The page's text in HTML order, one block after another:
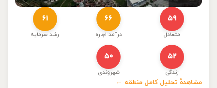
۵۹
متعادل
۶۶
درآمد اجاره
۶۱
رشد سرمایه
۵۲
زندگی
۵۰
شهروندی
مشاهدهٔ تحلیل کامل منطقه ←